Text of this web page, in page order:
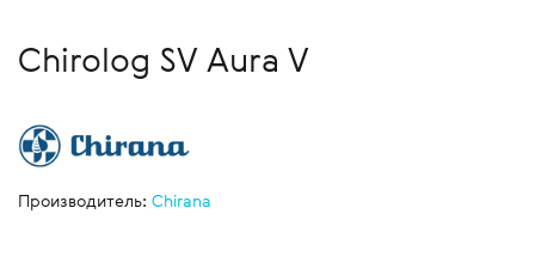
Chirolog SV Aura V
Производитель: Chirana